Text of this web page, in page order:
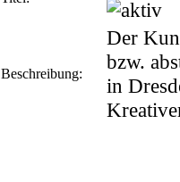
Beschreibung:
Der
bzw.
in